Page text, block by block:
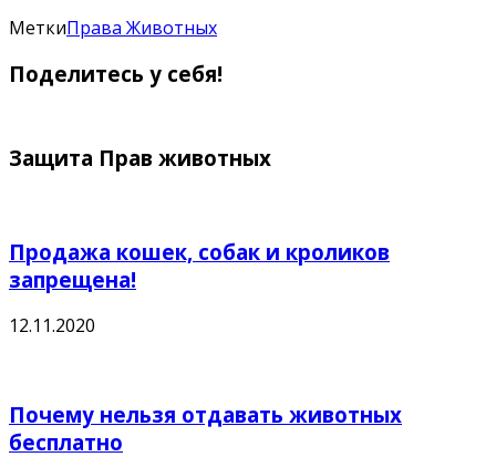
МеткиПрава Животных
Поделитесь у себя!
Защита Прав животных
Продажа кошек, собак и кроликов
запрещена!
12.11.2020
Почему нельзя отдавать животных
бесплатно